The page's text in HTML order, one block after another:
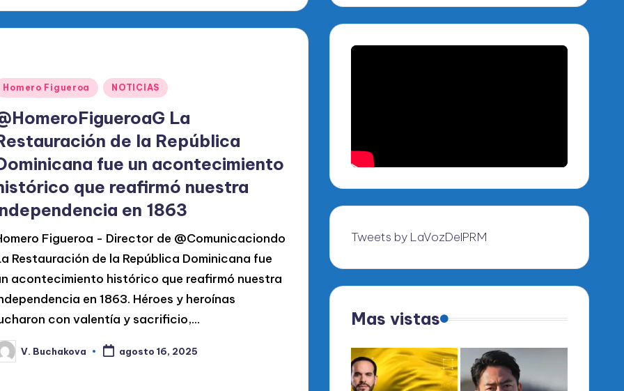
Homero Figueroa NOTICIAS
La
de la República
fue un acontecimiento
que reafirmó nuestra
en 1863
Figueroa - Director de @Comunicaciondo
Restauración de la República Dominicana fue
acontecimiento histórico que reafirmó nuestra
en 1863. Héroes y heroínas
con valentía y sacrificio,…
V. Buchakova agosto 16, 2025
Tweets by LaVozDelPRM
Mas vistas